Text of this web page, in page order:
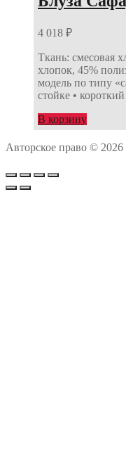
4 018 ₽
Ткань: смесовая
хлопок, 45%
модель по типу
стойке •
В корзину
Авторское право ©